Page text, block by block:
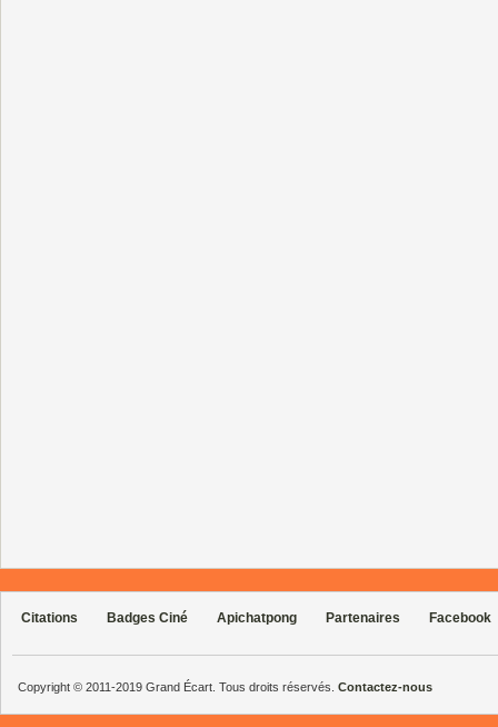
Citations Badges Ciné Apichatpong Partenaires Facebook
Copyright © 2011-2019 Grand Écart. Tous droits réservés. Contactez-nous